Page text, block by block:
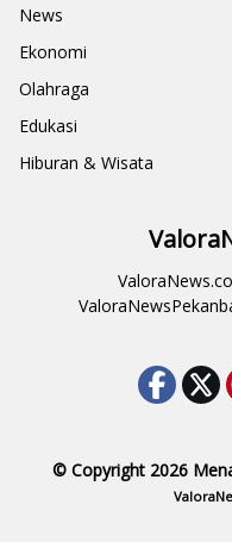
News
Ekonomi
Olahraga
Edukasi
Hiburan & Wisata
© Copyright 2026